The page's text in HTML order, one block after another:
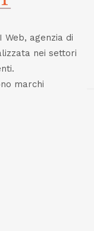
Web, agenzia di
nei settori
marchi